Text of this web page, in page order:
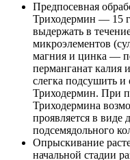
Предпосевная
Триходермин — 15
выдержать в
микроэлементов
магния и цинка —
перманганат калия
слегка подсушить и
Триходермин. При
Триходермина
проявляется в виде
подсемядольного
Опрыскивание
начальной стадии